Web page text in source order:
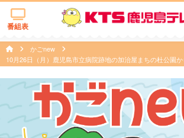
番組表
かごnew
10月26日（月）鹿児島市立病院跡地の加治屋まちの杜公園か